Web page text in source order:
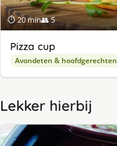
⏱ 20 min👥 5
Pizza cup
Avondeten & hoofdgerechten
Lekker hierbij